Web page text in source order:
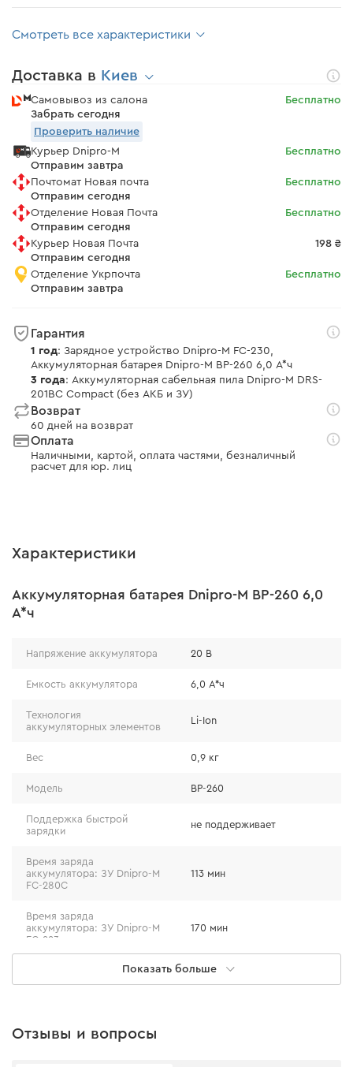
Смотреть все характеристики
Доставка в Киев
Самовывоз из салона
Забрать сегодня
Бесплатно
Проверить наличие
Курьер Dnipro-M
Отправим завтра
Бесплатно
Почтомат Новая почта
Отправим сегодня
Бесплатно
Отделение Новая Почта
Отправим сегодня
Бесплатно
Курьер Новая Почта
Отправим сегодня
198 ₴
Отделение Укрпочта
Отправим завтра
Бесплатно
Гарантия
1 год: Зарядное устройство Dnipro-M FC-230,
Аккумуляторная батарея Dnipro-M BP-260 6,0 А*ч
3 года: Аккумуляторная сабельная пила Dnipro-M DRS-
201BC Compact (без АКБ и ЗУ)
Возврат
60 дней на возврат
Оплата
Наличными, картой, оплата частями, безналичный
расчет для юр. лиц
Характеристики
Аккумуляторная батарея Dnipro-M BP-260 6,0
А*ч
Напряжение аккумулятора 20 В
Емкость аккумулятора 6,0 А*ч
Технология
аккумуляторных элементов
Li-Ion
Вес 0,9 кг
Модель BP-260
Поддержка быстрой
зарядки
не поддерживает
Время заряда
аккумулятора: ЗУ Dnipro-M
FC-280С
113 мин
Время заряда
аккумулятора: ЗУ Dnipro-M
FC-223
170 мин
аккумулятора: ЗУ Dnipro-M
140 мин
для зарядки АКБ
Показать больше
Отзывы и вопросы